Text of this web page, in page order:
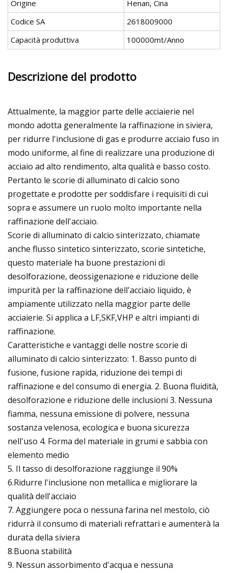
Origine
Henan, Cina
Codice SA
2618009000
Capacità produttiva
100000mt/Anno
Descrizione del prodotto
Attualmente, la maggior parte delle acciaierie nel
mondo adotta generalmente la raffinazione in siviera,
per ridurre l'inclusione di gas e produrre acciaio fuso in
modo uniforme, al fine di realizzare una produzione di
acciaio ad alto rendimento, alta qualità e basso costo.
Pertanto le scorie di alluminato di calcio sono
progettate e prodotte per soddisfare i requisiti di cui
sopra e assumere un ruolo molto importante nella
raffinazione dell'acciaio.
Scorie di alluminato di calcio sinterizzato, chiamate
anche flusso sintetico sinterizzato, scorie sintetiche,
questo materiale ha buone prestazioni di
desolforazione, deossigenazione e riduzione delle
impurità per la raffinazione dell'acciaio liquido, è
ampiamente utilizzato nella maggior parte delle
acciaierie. Si applica a LF,SKF,VHP e altri impianti di
raffinazione.
Caratteristiche e vantaggi delle nostre scorie di
alluminato di calcio sinterizzato: 1. Basso punto di
fusione, fusione rapida, riduzione dei tempi di
raffinazione e del consumo di energia. 2. Buona fluidità,
desolforazione e riduzione delle inclusioni 3. Nessuna
fiamma, nessuna emissione di polvere, nessuna
sostanza velenosa, ecologica e buona sicurezza
nell'uso 4. Forma del materiale in grumi e sabbia con
elemento medio
5. Il tasso di desolforazione raggiunge il 90%
6.Ridurre l'inclusione non metallica e migliorare la
qualità dell'acciaio
7. Aggiungere poca o nessuna farina nel mestolo, ciò
ridurrà il consumo di materiali refrattari e aumenterà la
durata della siviera
8.Buona stabilità
9. Nessun assorbimento d'acqua e nessuna